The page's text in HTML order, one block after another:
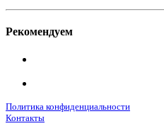
Рекомендуем
Политика конфиденциальности
Контакты